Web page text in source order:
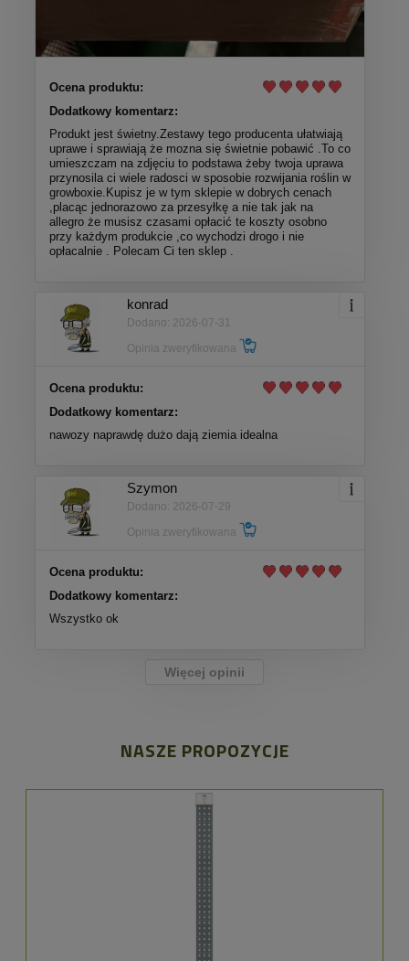
Ocena produktu:
Dodatkowy komentarz:
Produkt jest świetny.Zestawy tego producenta ułatwiają
uprawe i sprawiają że mozna się świetnie pobawić .To co
umieszczam na zdjęciu to podstawa żeby twoja uprawa
przynosila ci wiele radosci w sposobie rozwijania roślin w
growboxie.Kupisz je w tym sklepie w dobrych cenach
,placąc jednorazowo za przesyłkę a nie tak jak na
allegro że musisz czasami opłacić te koszty osobno
przy każdym produkcie ,co wychodzi drogo i nie
opłacalnie . Polecam Ci ten sklep .
konrad
Dodano: 2026-07-31
Opinia zweryfikowana
Ocena produktu:
Dodatkowy komentarz:
nawozy naprawdę dużo dają ziemia idealna
Szymon
Dodano: 2026-07-29
Opinia zweryfikowana
Ocena produktu:
Dodatkowy komentarz:
Wszystko ok
Więcej opinii
NASZE PROPOZYCJE